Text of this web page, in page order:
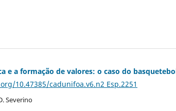
e a formação de valores: o caso do
10.47385/cadunifoa.v6.n2 Esp.2251
Severino